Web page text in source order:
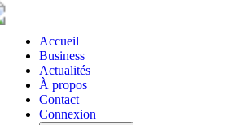
Accueil
Business
Actualités
À propos
Contact
Connexion